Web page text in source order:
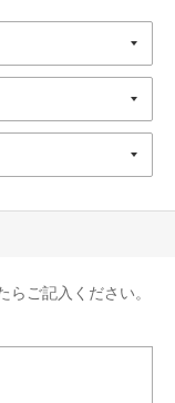
ご記入ください。